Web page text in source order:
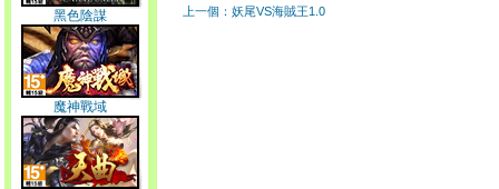
黑色陰謀
魔神戰域
上一個：妖尾VS海賊王1.0